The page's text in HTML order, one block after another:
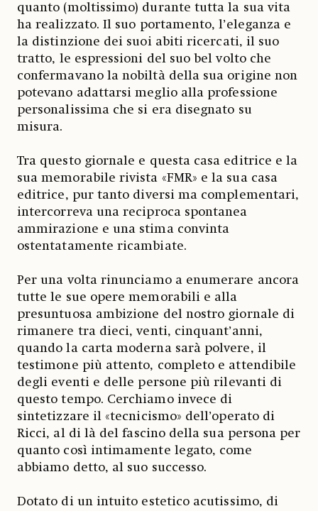
quanto (moltissimo) durante tutta la sua vita
ha realizzato. Il suo portamento, l’eleganza e
la distinzione dei suoi abiti ricercati, il suo
tratto, le espressioni del suo bel volto che
confermavano la nobiltà della sua origine non
potevano adattarsi meglio alla professione
personalissima che si era disegnato su
misura.
Tra questo giornale e questa casa editrice e la
sua memorabile rivista «FMR» e la sua casa
editrice, pur tanto diversi ma complementari,
intercorreva una reciproca spontanea
ammirazione e una stima convinta
ostentatamente ricambiate.
Per una volta rinunciamo a enumerare ancora
tutte le sue opere memorabili e alla
presuntuosa ambizione del nostro giornale di
rimanere tra dieci, venti, cinquant’anni,
quando la carta moderna sarà polvere, il
testimone più attento, completo e attendibile
degli eventi e delle persone più rilevanti di
questo tempo. Cerchiamo invece di
sintetizzare il «tecnicismo» dell’operato di
Ricci, al di là del fascino della sua persona per
quanto così intimamente legato, come
abbiamo detto, al suo successo.
Dotato di un intuito estetico acutissimo, di